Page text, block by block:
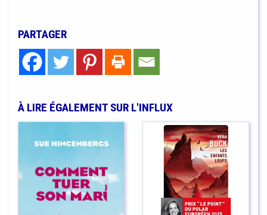
PARTAGER
À LIRE ÉGALEMENT SUR L'INFLUX